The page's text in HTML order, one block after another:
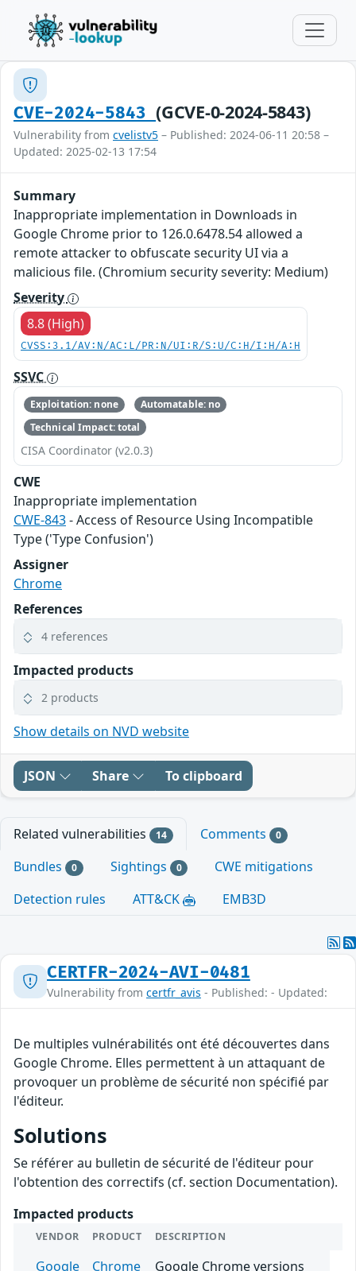
CVE-2024-5843(GCVE-0-2024-5843)
Vulnerability from cvelistv5 – Published: 2024-06-11 20:58 –
Updated: 2025-02-13 17:54
Summary
Inappropriate implementation in Downloads in
Google Chrome prior to 126.0.6478.54 allowed a
remote attacker to obfuscate security UI via a
malicious file. (Chromium security severity: Medium)
Severity
8.8 (High)
CVSS:3.1/AV:N/AC:L/PR:N/UI:R/S:U/C:H/I:H/A:H
SSVC
Exploitation: none
Automatable: no
Technical Impact: total
CISA Coordinator (v2.0.3)
CWE
Inappropriate implementation
CWE-843- Access of Resource Using Incompatible
Type ('Type Confusion')
Assigner
Chrome
References
4 references
Impacted products
2 products
Show details on NVD website
JSON Share To clipboard
Related vulnerabilities 14 Comments 0
Bundles 0 Sightings 0
CWE mitigations
Detection rules
ATT&CK EMB3D
CERTFR-2024-AVI-0481
Vulnerability from certfr_avis - Published: - Updated:
De multiples vulnérabilités ont été découvertes dans
Google Chrome. Elles permettent à un attaquant de
provoquer un problème de sécurité non spécifié par
l'éditeur.
Solutions
Se référer au bulletin de sécurité de l'éditeur pour
l'obtention des correctifs (cf. section Documentation).
Impacted products
VENDOR PRODUCT DESCRIPTION
Google Chrome
Google Chrome versions